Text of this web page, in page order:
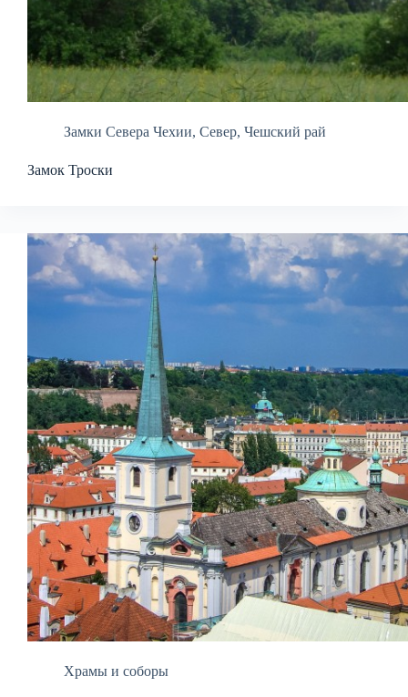
Замки Севера Чехии, Север, Чешский рай
Замок Троски
Храмы и соборы